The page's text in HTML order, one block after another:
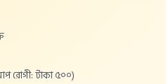
রোগী: টাকা ৫০০)